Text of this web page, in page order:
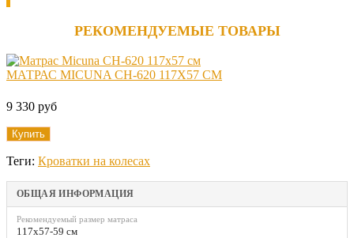
РЕКОМЕНДУЕМЫЕ ТОВАРЫ
МАТРАС MICUNA CH-620 117Х57 СМ
9 330 руб
Купить
Теги: Кроватки на колесах
ОБЩАЯ ИНФОРМАЦИЯ
Рекомендуемый размер матраса
117x57-59 см